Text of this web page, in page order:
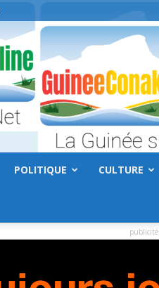
POLITIQUE CULTURE
publicité